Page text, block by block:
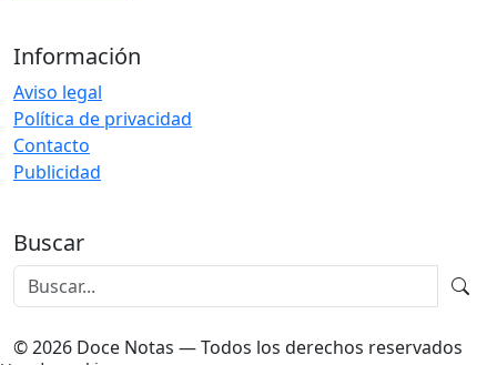
Información
Aviso legal
Política de privacidad
Contacto
Publicidad
Buscar
© 2026 Doce Notas — Todos los derechos reservados